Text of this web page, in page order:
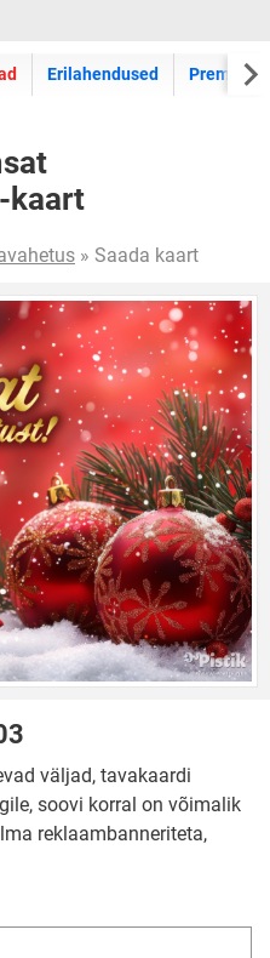
Erilahendused Premium
kaart
» Saada kaart
väljad, tavakaardi
soovi korral on võimalik
reklaambanneriteta,